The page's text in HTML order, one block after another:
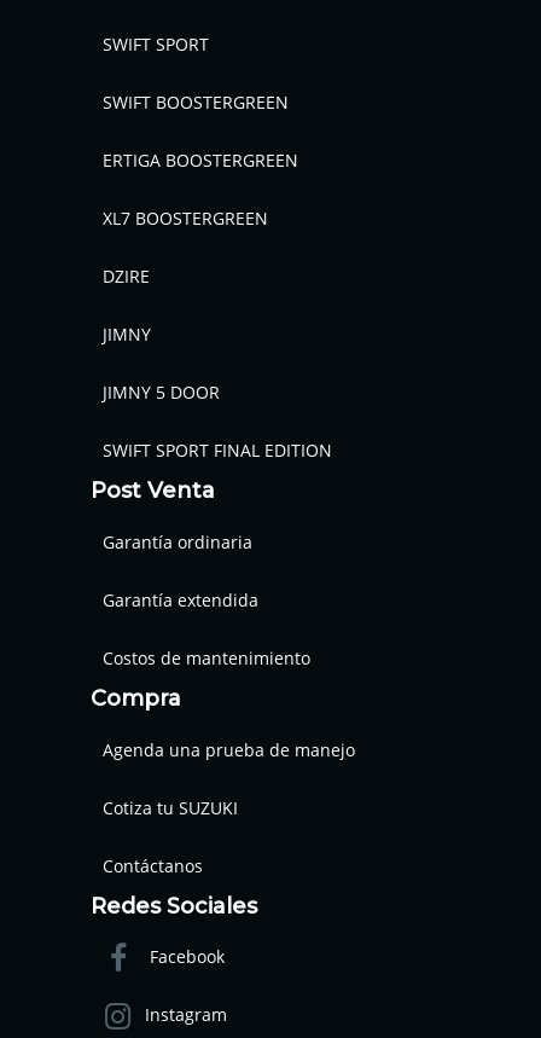
SWIFT SPORT
SWIFT BOOSTERGREEN
ERTIGA BOOSTERGREEN
XL7 BOOSTERGREEN
DZIRE
JIMNY
JIMNY 5 DOOR
SWIFT SPORT FINAL EDITION
Post Venta
Garantía ordinaria
Garantía extendida
Costos de mantenimiento
Compra
Agenda una prueba de manejo
Cotiza tu SUZUKI
Contáctanos
Redes Sociales
Facebook
Instagram